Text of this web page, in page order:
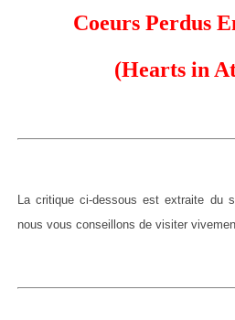
Coeurs Perdus
(Hearts in
La critique ci-dessous est extraite du
nous vous conseillons de visiter